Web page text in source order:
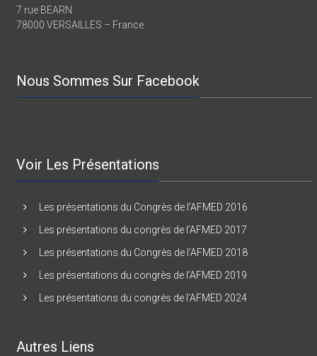
7 rue BEARN
78000 VERSAILLES – France
Nous Sommes Sur Facebook
Voir Les Présentations
Les présentations du Congrès de l’AFMED 2016
Les présentations du congrès de l’AFMED 2017
Les présentations du Congrès de l’AFMED 2018
Les présentations du congrès de l’AFMED 2019
Les présentations du congrès de l’AFMED 2024
Autres Liens